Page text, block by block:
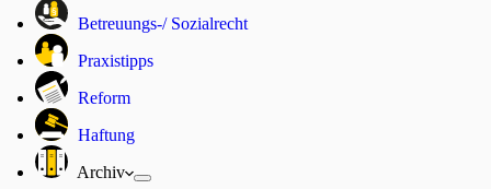
Betreuungs-/ Sozialrecht
Praxistipps
Reform
Haftung
Archiv